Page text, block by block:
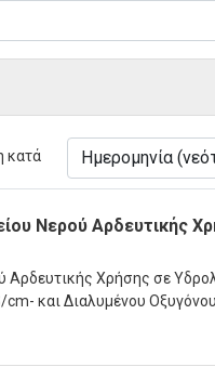
κατά
Νερού Αρδευτικής
Αρδευτικής Χρήσης σε
και Διαλυμένου